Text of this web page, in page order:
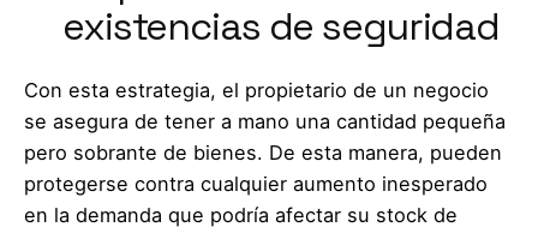
existencias de seguridad
Con esta estrategia, el propietario de un negocio
se asegura de tener a mano una cantidad pequeña
pero sobrante de bienes. De esta manera, pueden
protegerse contra cualquier aumento inesperado
en la demanda que podría afectar su stock de